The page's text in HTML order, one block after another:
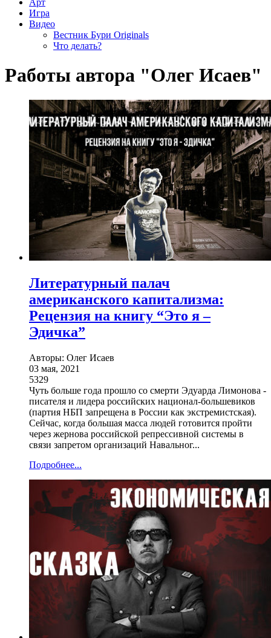
Арт
Игра
Видео
Вестник Бури Originals
Что делать?
Работы автора "Олег Исаев"
Литературный палач
американского капитализма:
Рецензия на книгу “Это я –
Эдичка”
Авторы: Олег Исаев
03 мая, 2021
5329
Чуть больше года прошло со смерти Эдуарда Лимонова -
писателя и лидера российских национал-большевиков
(партия НБП запрещена в России как экстремистская).
Сейчас, когда большая масса людей готовится пройти
через жернова российской репрессивной системы в
связи запретом организаций Навальног...
Подробнее...